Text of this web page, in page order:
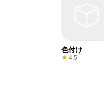
色付け
4.5